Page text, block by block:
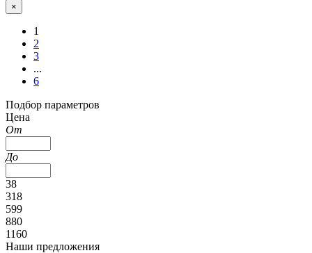
×
1
2
3
...
6
Подбор параметров
Цена
От
До
38
318
599
880
1160
Наши предложения